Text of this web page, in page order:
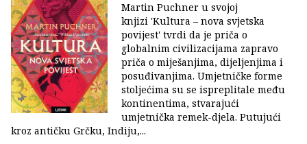
Martin Puchner u svojoj
knjizi 'Kultura – nova svjetska
povijest' tvrdi da je priča o
globalnim civilizacijama zapravo
priča o miješanjima, dijeljenjima i
posuđivanjima. Umjetničke forme
stoljećima su se ispreplitale među
kontinentima, stvarajući
umjetnička remek-djela. Putujući
kroz antičku Grčku, Indiju,...